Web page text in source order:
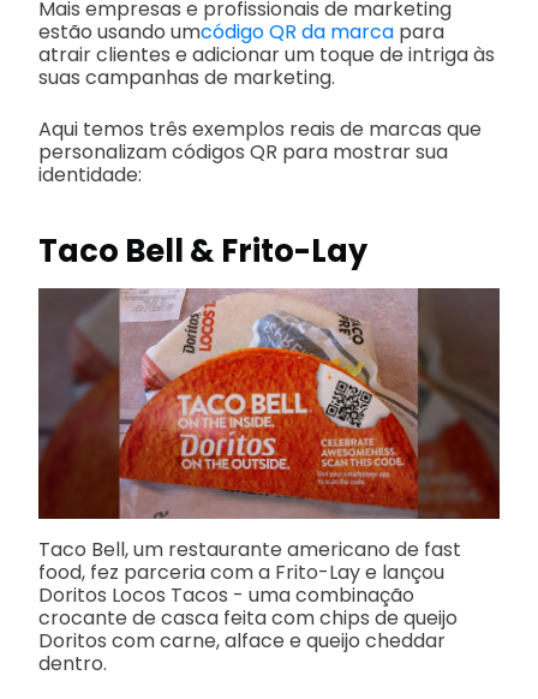
Mais empresas e profissionais de marketing
estão usando umcódigo QR da marca para
atrair clientes e adicionar um toque de intriga às
suas campanhas de marketing.
Aqui temos três exemplos reais de marcas que
personalizam códigos QR para mostrar sua
identidade:
Taco Bell & Frito-Lay
Taco Bell, um restaurante americano de fast
food, fez parceria com a Frito-Lay e lançou
Doritos Locos Tacos - uma combinação
crocante de casca feita com chips de queijo
Doritos com carne, alface e queijo cheddar
dentro.